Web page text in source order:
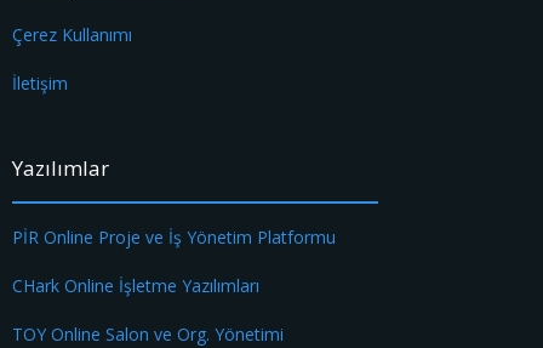
Çerez Kullanımı
İletişim
Yazılımlar
PİR Online Proje ve İş Yönetim Platformu
CHark Online İşletme Yazılımları
TOY Online Salon ve Org. Yönetimi